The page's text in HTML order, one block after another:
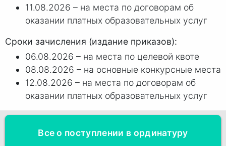
11.08.2026 – на места по договорам об
оказании платных образовательных услуг
Сроки зачисления (издание приказов):
06.08.2026 – на места по целевой квоте
08.08.2026 – на основные конкурсные места
12.08.2026 – на места по договорам об
оказании платных образовательных услуг
Все о поступлении в ординатуру